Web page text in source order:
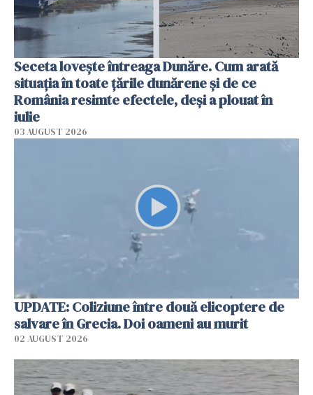
Seceta lovește întreaga Dunăre. Cum arată
situația în toate țările dunărene și de ce
România resimte efectele, deși a plouat în
iulie
03 AUGUST 2026
UPDATE: Coliziune între două elicoptere de
salvare în Grecia. Doi oameni au murit
02 AUGUST 2026